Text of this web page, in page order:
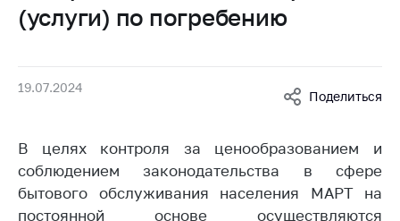
Награждения
Идеологическая
работа
Официальные
(услуги) по погребению
19.07.2024
Поделиться
В целях контроля за ценообразованием и
соблюдением законодательства в сфере
бытового обслуживания населения МАРТ на
постоянной основе осуществляются